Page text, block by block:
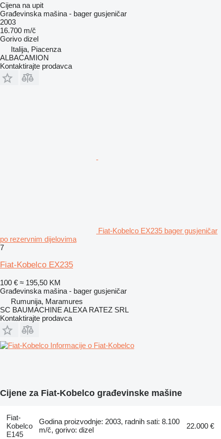
Cijena na upit
Građevinska mašina - bager gusjeničar
2003
16.700 m/č
Gorivo dizel
Italija, Piacenza
ALBACAMION
Kontaktirajte prodavca
Fiat-Kobelco EX235 bager gusjeničar
po rezervnim dijelovima
7
Fiat-Kobelco EX235
100 € ≈ 195,50 KM
Građevinska mašina - bager gusjeničar
Rumunija, Maramures
SC BAUMACHINE ALEXA RATEZ SRL
Kontaktirajte prodavca
Informacije o Fiat-Kobelco
Cijene za Fiat-Kobelco građevinske mašine
Fiat-
Kobelco
E145
Godina proizvodnje: 2003, radnih sati: 8.100
m/č, gorivo: dizel
22.000 €